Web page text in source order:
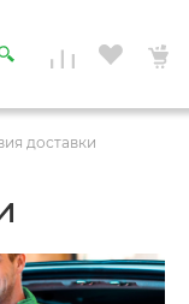
доставки